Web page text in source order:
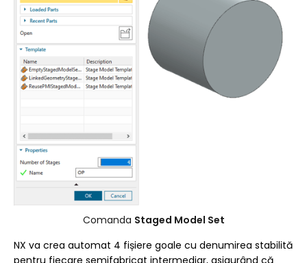
Comanda Staged Model Set
NX va crea automat 4 fișiere goale cu denumirea stabilită
pentru fiecare semifabricat intermediar, asigurând că